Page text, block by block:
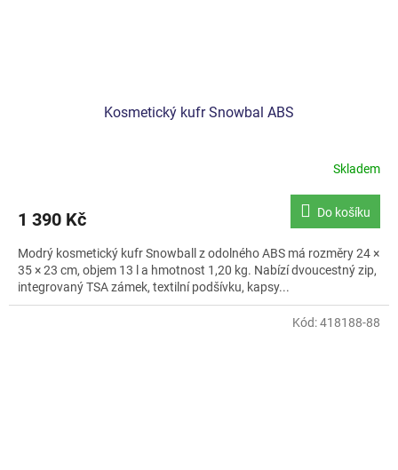
Kosmetický kufr Snowbal ABS
Skladem
1 390 Kč Do košíku
Modrý kosmetický kufr Snowball z odolného ABS má rozměry 24 ×
35 × 23 cm, objem 13 l a hmotnost 1,20 kg. Nabízí dvoucestný zip,
integrovaný TSA zámek, textilní podšívku, kapsy...
Kód:418188-88